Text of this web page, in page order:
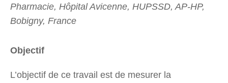
Pharmacie, Hôpital Avicenne, HUPSSD, AP-HP,
Bobigny, France
Objectif
L’objectif de ce travail est de mesurer la